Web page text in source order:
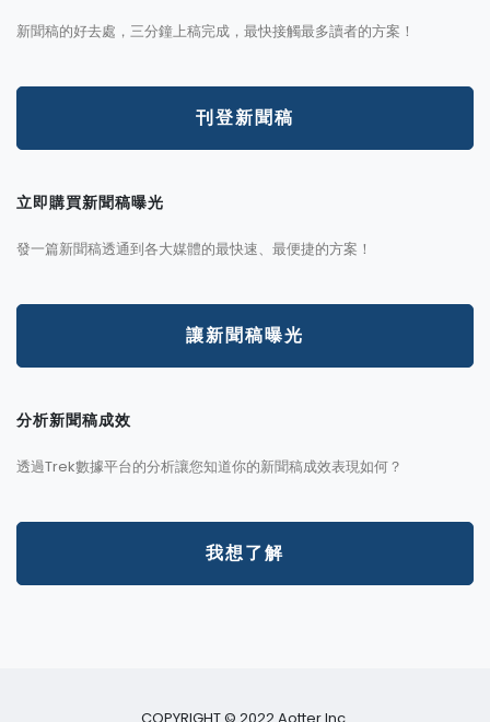
新聞稿的好去處，三分鐘上稿完成，最快接觸最多讀者的方案！
刊登新聞稿
立即購買新聞稿曝光
發一篇新聞稿透通到各大媒體的最快速、最便捷的方案！
讓新聞稿曝光
分析新聞稿成效
透過Trek數據平台的分析讓您知道你的新聞稿成效表現如何？
我想了解